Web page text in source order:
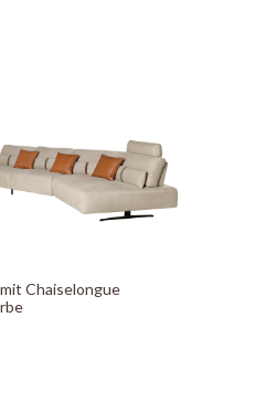
Chaiselongue